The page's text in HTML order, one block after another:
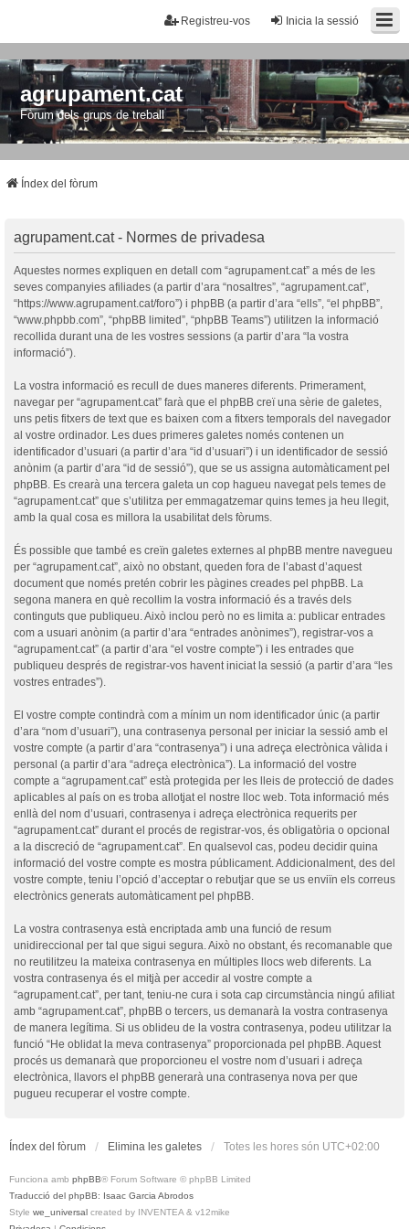
Inicia la sessió
Registreu-vos
agrupament.cat
Fòrum dels grups de treball
Índex del fòrum
agrupament.cat - Normes de privadesa
Aquestes normes expliquen en detall com “agrupament.cat” a més de les
seves companyies afiliades (a partir d’ara “nosaltres”, “agrupament.cat”,
“https://www.agrupament.cat/foro”) i phpBB (a partir d’ara “ells”, “el phpBB”,
“www.phpbb.com”, “phpBB limited”, “phpBB Teams”) utilitzen la informació
recollida durant una de les vostres sessions (a partir d’ara “la vostra
informació”).
La vostra informació es recull de dues maneres diferents. Primerament,
navegar per “agrupament.cat” farà que el phpBB creï una sèrie de galetes,
uns petis fitxers de text que es baixen com a fitxers temporals del navegador
al vostre ordinador. Les dues primeres galetes només contenen un
identificador d’usuari (a partir d’ara “id d’usuari”) i un identificador de sessió
anònim (a partir d’ara “id de sessió”), que se us assigna automàticament pel
phpBB. Es crearà una tercera galeta un cop hagueu navegat pels temes de
“agrupament.cat” que s’utilitza per emmagatzemar quins temes ja heu llegit,
amb la qual cosa es millora la usabilitat dels fòrums.
És possible que també es creïn galetes externes al phpBB mentre navegueu
per “agrupament.cat”, això no obstant, queden fora de l’abast d’aquest
document que només pretén cobrir les pàgines creades pel phpBB. La
segona manera en què recollim la vostra informació és a través dels
continguts que publiqueu. Això inclou però no es limita a: publicar entrades
com a usuari anònim (a partir d’ara “entrades anònimes”), registrar-vos a
“agrupament.cat” (a partir d’ara “el vostre compte”) i les entrades que
publiqueu després de registrar-vos havent iniciat la sessió (a partir d’ara “les
vostres entrades”).
El vostre compte contindrà com a mínim un nom identificador únic (a partir
d’ara “nom d’usuari”), una contrasenya personal per iniciar la sessió amb el
vostre compte (a partir d’ara “contrasenya”) i una adreça electrònica vàlida i
personal (a partir d’ara “adreça electrònica”). La informació del vostre
compte a “agrupament.cat” està protegida per les lleis de protecció de dades
aplicables al país on es troba allotjat el nostre lloc web. Tota informació més
enllà del nom d’usuari, contrasenya i adreça electrònica requerits per
“agrupament.cat” durant el procés de registrar-vos, és obligatòria o opcional
a la discreció de “agrupament.cat”. En qualsevol cas, podeu decidir quina
informació del vostre compte es mostra públicament. Addicionalment, des del
vostre compte, teniu l’opció d’acceptar o rebutjar que se us enviïn els correus
electrònics generats automàticament pel phpBB.
La vostra contrasenya està encriptada amb una funció de resum
unidireccional per tal que sigui segura. Això no obstant, és recomanable que
no reutilitzeu la mateixa contrasenya en múltiples llocs web diferents. La
vostra contrasenya és el mitjà per accedir al vostre compte a
“agrupament.cat”, per tant, teniu-ne cura i sota cap circumstància ningú afiliat
amb “agrupament.cat”, phpBB o tercers, us demanarà la vostra contrasenya
de manera legítima. Si us oblideu de la vostra contrasenya, podeu utilitzar la
funció “He oblidat la meva contrasenya” proporcionada pel phpBB. Aquest
procés us demanarà que proporcioneu el vostre nom d’usuari i adreça
electrònica, llavors el phpBB generarà una contrasenya nova per que
pugueu recuperar el vostre compte.
Índex del fòrum Elimina les galetes Totes les hores són UTC+02:00
Funciona amb phpBB® Forum Software © phpBB Limited
Traducció del phpBB: Isaac Garcia Abrodos
Style we_universal created by INVENTEA & v12mike